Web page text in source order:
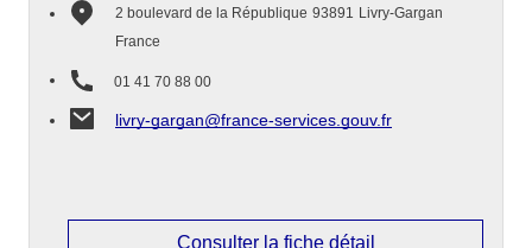
2 boulevard de la République 93891 Livry-Gargan
France
01 41 70 88 00
livry-gargan@france-services.gouv.fr
Consulter la fiche détail